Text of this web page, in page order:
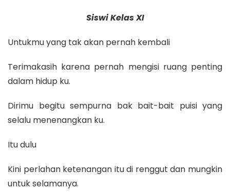
Siswi Kelas XI
Untukmu yang tak akan pernah kembali
Terimakasih karena pernah mengisi ruang penting
dalam hidup ku.
Dirimu begitu sempurna bak bait-bait puisi yang
selalu menenangkan ku.
Itu dulu
Kini perlahan ketenangan itu di renggut dan mungkin
untuk selamanya.